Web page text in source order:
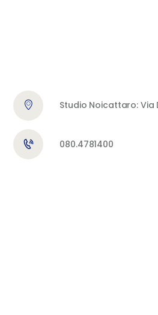
Studio Noicattaro: Via
080.4781400